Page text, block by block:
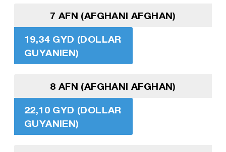
7 AFN (AFGHANI AFGHAN)
19,34 GYD (DOLLAR
GUYANIEN)
8 AFN (AFGHANI AFGHAN)
22,10 GYD (DOLLAR
GUYANIEN)